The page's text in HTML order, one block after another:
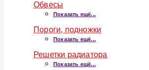
Обвесы
Показать ещё...
Пороги, подножки
Показать ещё...
Решетки радиатора
Показать ещё...